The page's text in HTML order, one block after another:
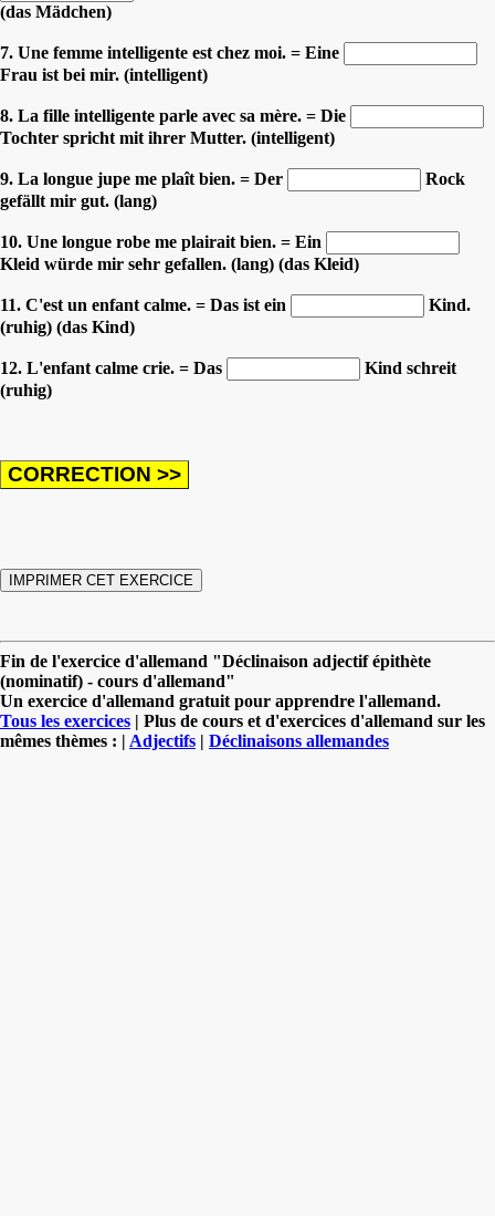
(das Mädchen)
7. Une femme intelligente est chez moi. = Eine
Frau ist bei mir. (intelligent)
8. La fille intelligente parle avec sa mère. = Die
Tochter spricht mit ihrer Mutter. (intelligent)
9. La longue jupe me plaît bien. = Der
Rock
gefällt mir gut. (lang)
10. Une longue robe me plairait bien. = Ein
Kleid würde mir sehr gefallen. (lang) (das Kleid)
11. C'est un enfant calme. = Das ist ein
Kind.
(ruhig) (das Kind)
12. L'enfant calme crie. = Das
Kind schreit
(ruhig)
Fin de l'exercice d'allemand "Déclinaison adjectif épithète
(nominatif) - cours d'allemand"
Un exercice d'allemand gratuit pour apprendre l'allemand.
Tous les exercices | Plus de cours et d'exercices d'allemand sur les
mêmes thèmes : | Adjectifs | Déclinaisons allemandes